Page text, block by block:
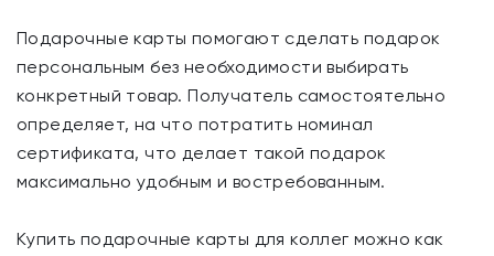
Подарочные карты помогают сделать подарок
персональным без необходимости выбирать
конкретный товар. Получатель самостоятельно
определяет, на что потратить номинал
сертификата, что делает такой подарок
максимально удобным и востребованным.
Купить подарочные карты для коллег можно как